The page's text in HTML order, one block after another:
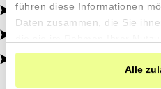
führen diese Informationen
Daten zusammen, die Sie
haben.
Alle
Natürliche Zutaten,
Von kleinen Höfen,
100% transparent, 0%